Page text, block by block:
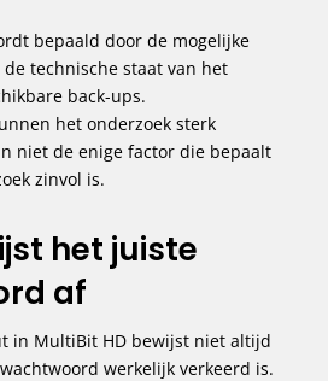
bepaald door de mogelijke
technische staat van het
back-ups.
het onderzoek sterk
niet de enige factor die bepaalt
zinvol is.
het juiste
af
in MultiBit HD bewijst niet altijd
werkelijk verkeerd is.